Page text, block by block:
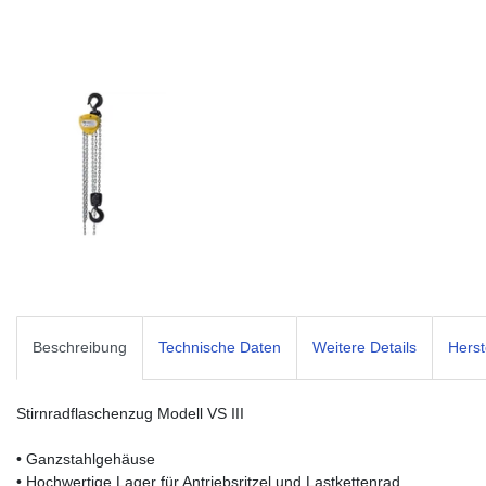
Beschreibung Technische Daten Weitere Details
Stirnradflaschenzug Modell VS III
• Ganzstahlgehäuse
• Hochwertige Lager für Antriebsritzel und Lastkettenrad